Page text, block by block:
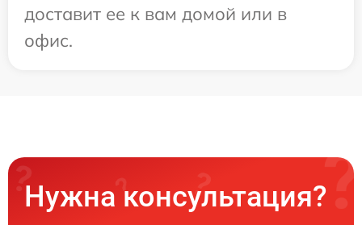
доставит ее к вам домой или в
офис.
Нужна консультация?